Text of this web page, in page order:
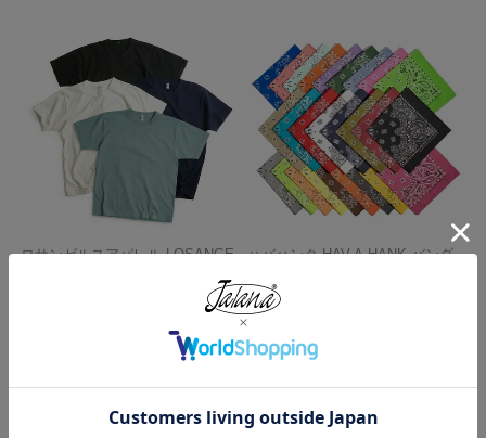
ロサンゼルスアパレル LOSANGE
半袖 バインディング ガーメント
ハバハンク HAV-A-HANK バンダ
ペイズリーTHE BANDANNA COM
PANY